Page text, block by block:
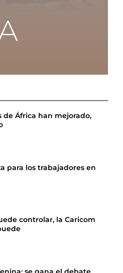
de África han mejorado,
para los trabajadores en
controlar, la Caricom